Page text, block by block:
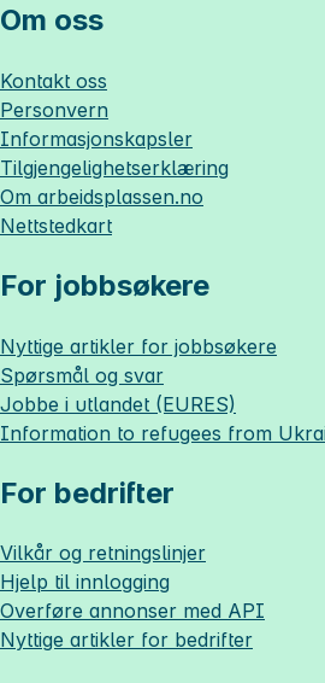
Om oss
Kontakt oss
Personvern
Informasjonskapsler
Tilgjengelighetserklæring
Om arbeidsplassen.no
Nettstedkart
For jobbsøkere
Nyttige artikler for jobbsøkere
Spørsmål og svar
Jobbe i utlandet (EURES)
Information to refugees from
For bedrifter
Vilkår og retningslinjer
Hjelp til innlogging
Overføre annonser med API
Nyttige artikler for bedrifter